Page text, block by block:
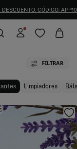
CÓDIGO: APP10
FILTRAR
Limpiadores